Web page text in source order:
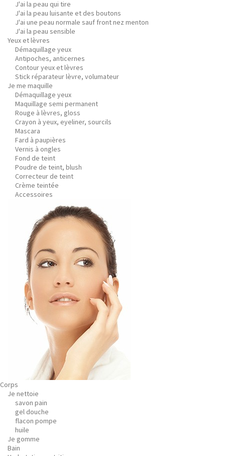
J'ai la peau qui tire
J'ai la peau luisante et des boutons
J'ai une peau normale sauf front nez menton
J'ai la peau sensible
Yeux et lèvres
Démaquillage yeux
Antipoches, anticernes
Contour yeux et lèvres
Stick réparateur lèvre, volumateur
Je me maquille
Démaquillage yeux
Maquillage semi permanent
Rouge à lèvres, gloss
Crayon à yeux, eyeliner, sourcils
Mascara
Fard à paupières
Vernis à ongles
Fond de teint
Poudre de teint, blush
Correcteur de teint
Crème teintée
Accessoires
Corps
Je nettoie
savon pain
gel douche
flacon pompe
huile
Je gomme
Bain